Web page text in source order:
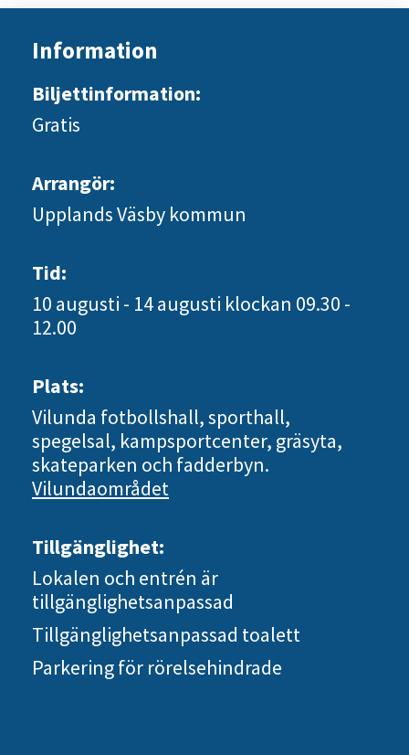
Information
Biljettinformation:
Gratis
Arrangör:
Upplands Väsby kommun
Tid:
10 augusti - 14 augusti klockan 09.30 -
12.00
Plats:
Vilunda fotbollshall, sporthall,
spegelsal, kampsportcenter, gräsyta,
skateparken och fadderbyn.
Vilundaområdet
Tillgänglighet:
Lokalen och entrén är
tillgänglighetsanpassad
Tillgänglighetsanpassad toalett
Parkering för rörelsehindrade